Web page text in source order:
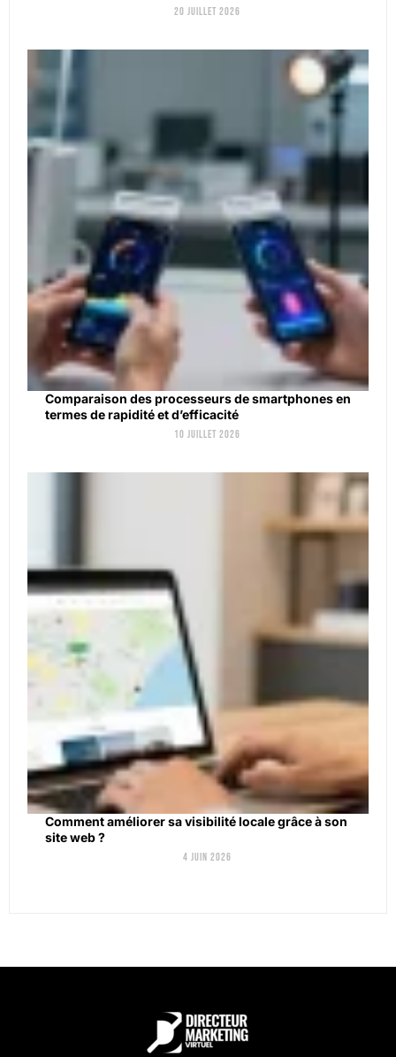
20 juillet 2026
Comparaison des processeurs de smartphones en
termes de rapidité et d’efficacité
10 juillet 2026
Comment améliorer sa visibilité locale grâce à son
site web ?
4 juin 2026